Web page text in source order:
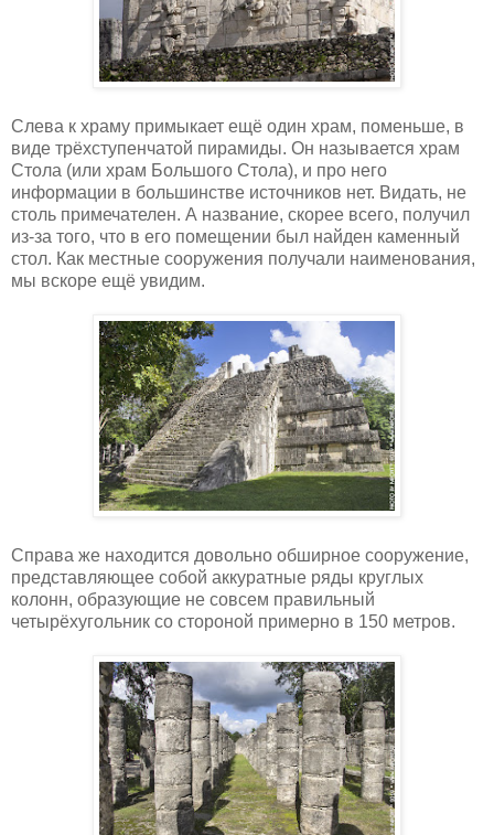
Слева к храму примыкает ещё один храм, поменьше, в
виде трёхступенчатой пирамиды. Он называется храм
Стола (или храм Большого Стола), и про него
информации в большинстве источников нет. Видать, не
столь примечателен. А название, скорее всего, получил
из-за того, что в его помещении был найден каменный
стол. Как местные сооружения получали наименования,
мы вскоре ещё увидим.
Справа же находится довольно обширное сооружение,
представляющее собой аккуратные ряды круглых
колонн, образующие не совсем правильный
четырёхугольник со стороной примерно в 150 метров.